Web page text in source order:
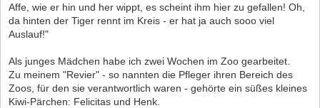
Affe, wie er hin und her wippt, es scheint ihm hier zu gefallen! Oh,
da hinten der Tiger rennt im Kreis - er hat ja auch sooo viel
Auslauf!"
Als junges Mädchen habe ich zwei Wochen im Zoo gearbeitet.
Zu meinem "Revier" - so nannten die Pfleger ihren Bereich des
Zoos, für den sie verantwortlich waren - gehörte ein süßes kleines
Kiwi-Pärchen: Felicitas und Henk.